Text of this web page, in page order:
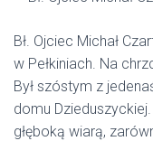
Bł. Ojciec Michał
w Pełkiniach. Na
Był szóstym z
domu
głęboką wiarą,